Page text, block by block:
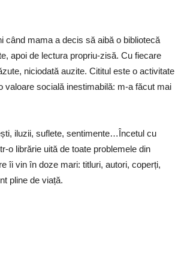
când mama a decis să aibă o bibliotecă
apoi de lectura propriu-zisă. Cu fiecare
niciodată auzite. Cititul este o activitate
valoare socială inestimabilă: m-a făcut mai
iluzii, suflete, sentimente…Încetul cu
o librărie uită de toate problemele din
îi vin în doze mari: titluri, autori, coperți,
pline de viață.